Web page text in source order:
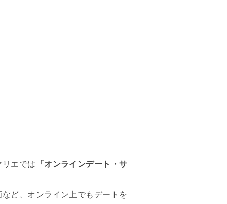
エでは 「オンラインデート・サ
ど、オンライン上でもデートを